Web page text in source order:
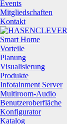
Events
Mitgliedschaften
Kontakt
Smart Home
Vorteile
Planung
Visualisierung
Produkte
Infotainment Server
Multiroom-Audio
Benutzeroberfläche
Konfigurator
Katalog